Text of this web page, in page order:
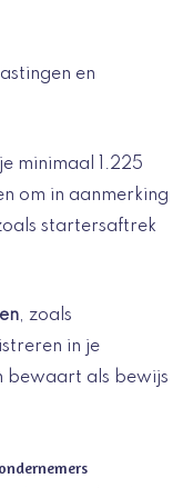
en
minimaal 1.225
om in aanmerking
startersaftrek
, zoals
in je
bewaart als bewijs